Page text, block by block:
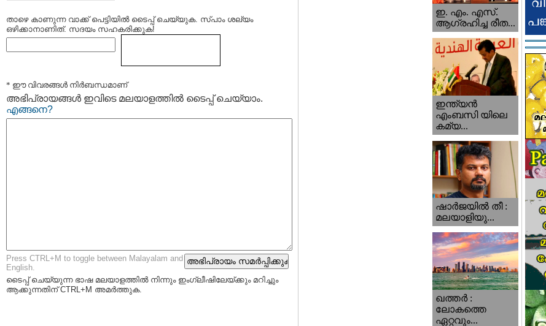
താഴെ കാണുന്ന വാക്ക് പെട്ടിയില്‍ ടൈപ്പ്‌ ചെയ്യുക. സ്പാം ശല്യം
ഒഴിക്കാനാണിത്. സദയം സഹകരിക്കുക!
* ഈ വിവരങ്ങള്‍ നിര്‍ബന്ധമാണ്
അഭിപ്രായങ്ങള്‍ ഇവിടെ മലയാളത്തില്‍ ടൈപ്പ് ചെയ്യാം.
എങ്ങനെ?
Press CTRL+M to toggle between Malayalam and
English.
ടൈപ്പ്‌ ചെയ്യുന്ന ഭാഷ മലയാളത്തില്‍ നിന്നും ഇംഗ്ലീഷിലേയ്ക്കും മറിച്ചും
ആക്കുന്നതിന് CTRL+M അമര്‍ത്തുക.
ഇ. എം. എസ്.
ആഗ്രഹിച്ച രീത...
ഇന്ത്യന്‍
എംബസി യിലെ
കമ്യ...
ഷാര്‍ജയില്‍ തീ :
മലയാളിയു...
ഖത്തര്‍ :
ലോകത്തെ
ഏറ്റവും...